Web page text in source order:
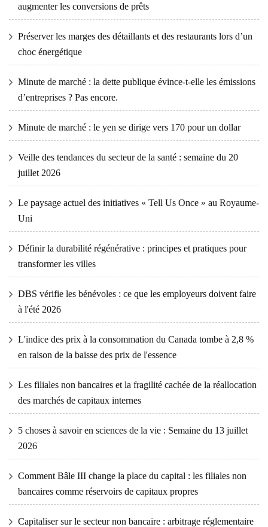
augmenter les conversions de prêts
Préserver les marges des détaillants et des restaurants lors d’un
choc énergétique
Minute de marché : la dette publique évince-t-elle les émissions
d’entreprises ? Pas encore.
Minute de marché : le yen se dirige vers 170 pour un dollar
Veille des tendances du secteur de la santé : semaine du 20
juillet 2026
Le paysage actuel des initiatives « Tell Us Once » au Royaume-
Uni
Définir la durabilité régénérative : principes et pratiques pour
transformer les villes
DBS vérifie les bénévoles : ce que les employeurs doivent faire
à l'été 2026
L'indice des prix à la consommation du Canada tombe à 2,8 %
en raison de la baisse des prix de l'essence
Les filiales non bancaires et la fragilité cachée de la réallocation
des marchés de capitaux internes
5 choses à savoir en sciences de la vie : Semaine du 13 juillet
2026
Comment Bâle III change la place du capital : les filiales non
bancaires comme réservoirs de capitaux propres
Capitaliser sur le secteur non bancaire : arbitrage réglementaire